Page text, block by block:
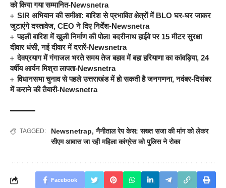
को किया गया सम्मानित-Newsnetra
SIR अभियान की समीक्षा: बारिश से प्रभावित क्षेत्रों में BLO घर-घर जाकर
जुटाएंगे दस्तावेज, CEO ने दिए निर्देश-Newsnetra
पहली बारिश में खुली निर्माण की पोल! बदरीनाथ हाईवे पर 15 मीटर सुरक्षा
दीवार धंसी, नई दीवार में दरारें-Newsnetra
देवप्रयाग में गंगाजल भरते समय तेज बहाव में बहा हरियाणा का कांवड़िया, 24
वर्षीय आर्यन मिश्रा लापता-Newsnetra
विधानसभा चुनाव से पहले उत्तराखंड में हो सकती है जनगणना, नवंबर-दिसंबर
में कराने की तैयारी-Newsnetra
TAGGED: Newsnetrap,नैनीताल रेप केस: सख्त सजा की मांग को लेकर
सीएम आवास जा रही महिला कांग्रेस को पुलिस ने रोका
Facebook